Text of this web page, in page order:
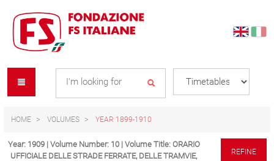
content
navigation
menu
HOME VOLUMES YEAR 1899-1910
Year: 1909 | Volume Number: 10 | Volume Title: ORARIO
UFFICIALE DELLE STRADE FERRATE, DELLE TRAMVIE,
REFINE